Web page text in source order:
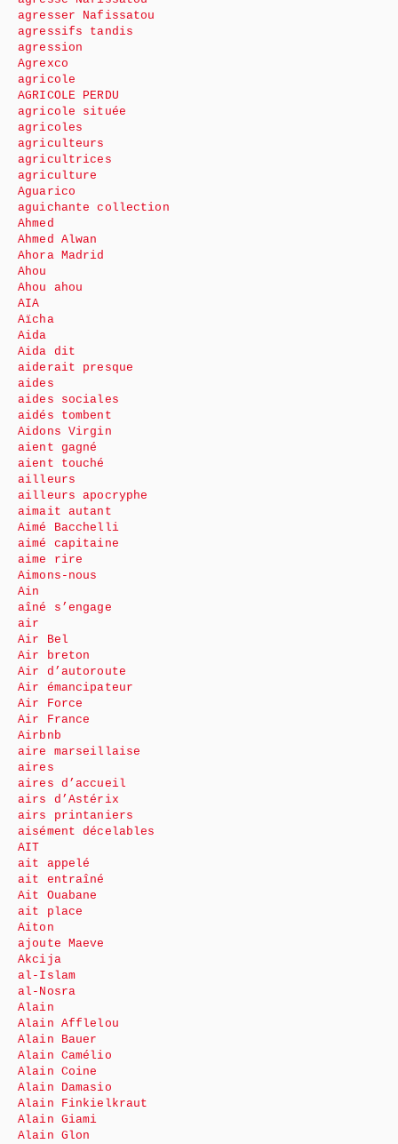
agresser Nafissatou
agressifs tandis
agression
Agrexco
agricole
AGRICOLE PERDU
agricole située
agricoles
agriculteurs
agricultrices
agriculture
Aguarico
aguichante collection
Ahmed
Ahmed Alwan
Ahora Madrid
Ahou
Ahou ahou
AIA
Aïcha
Aida
Aida dit
aiderait presque
aides
aides sociales
aidés tombent
Aidons Virgin
aient gagné
aient touché
ailleurs
ailleurs apocryphe
aimait autant
Aimé Bacchelli
aimé capitaine
aime rire
Aimons-nous
Ain
aîné s’engage
air
Air Bel
Air breton
Air d’autoroute
Air émancipateur
Air Force
Air France
Airbnb
aire marseillaise
aires
aires d’accueil
airs d’Astérix
airs printaniers
aisément décelables
AIT
ait appelé
ait entraîné
Ait Ouabane
ait place
Aiton
ajoute Maeve
Akcija
al-Islam
al-Nosra
Alain
Alain Afflelou
Alain Bauer
Alain Camélio
Alain Coine
Alain Damasio
Alain Finkielkraut
Alain Giami
Alain Glon